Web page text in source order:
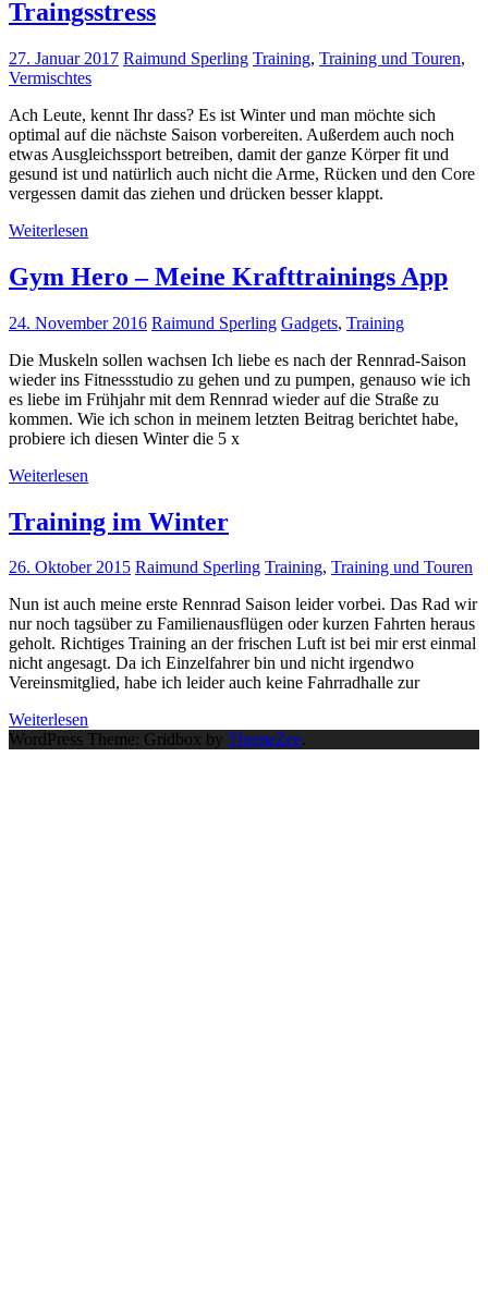
Traingsstress
27. Januar 2017 Raimund Sperling Training, Training und Touren,
Vermischtes
Ach Leute, kennt Ihr dass? Es ist Winter und man möchte sich
optimal auf die nächste Saison vorbereiten. Außerdem auch noch
etwas Ausgleichssport betreiben, damit der ganze Körper fit und
gesund ist und natürlich auch nicht die Arme, Rücken und den Core
vergessen damit das ziehen und drücken besser klappt.
Weiterlesen
Gym Hero – Meine Krafttrainings App
24. November 2016 Raimund Sperling Gadgets, Training
Die Muskeln sollen wachsen Ich liebe es nach der Rennrad-Saison
wieder ins Fitnessstudio zu gehen und zu pumpen, genauso wie ich
es liebe im Frühjahr mit dem Rennrad wieder auf die Straße zu
kommen. Wie ich schon in meinem letzten Beitrag berichtet habe,
probiere ich diesen Winter die 5 x
Weiterlesen
Training im Winter
26. Oktober 2015 Raimund Sperling Training, Training und Touren
Nun ist auch meine erste Rennrad Saison leider vorbei. Das Rad wir
nur noch tagsüber zu Familienausflügen oder kurzen Fahrten heraus
geholt. Richtiges Training an der frischen Luft ist bei mir erst einmal
nicht angesagt. Da ich Einzelfahrer bin und nicht irgendwo
Vereinsmitglied, habe ich leider auch keine Fahrradhalle zur
Weiterlesen
WordPress Theme: Gridbox by ThemeZee.